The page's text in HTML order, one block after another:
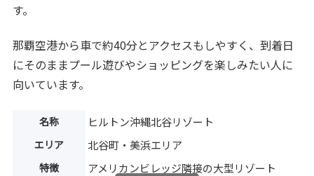
す。
那覇空港から車で約40分とアクセスもしやすく、到着日
にそのままプール遊びやショッピングを楽しみたい人に
向いています。
名称 ヒルトン沖縄北谷リゾート
エリア 北谷町・美浜エリア
特徴 アメリカンビレッジ隣接の大型リゾート